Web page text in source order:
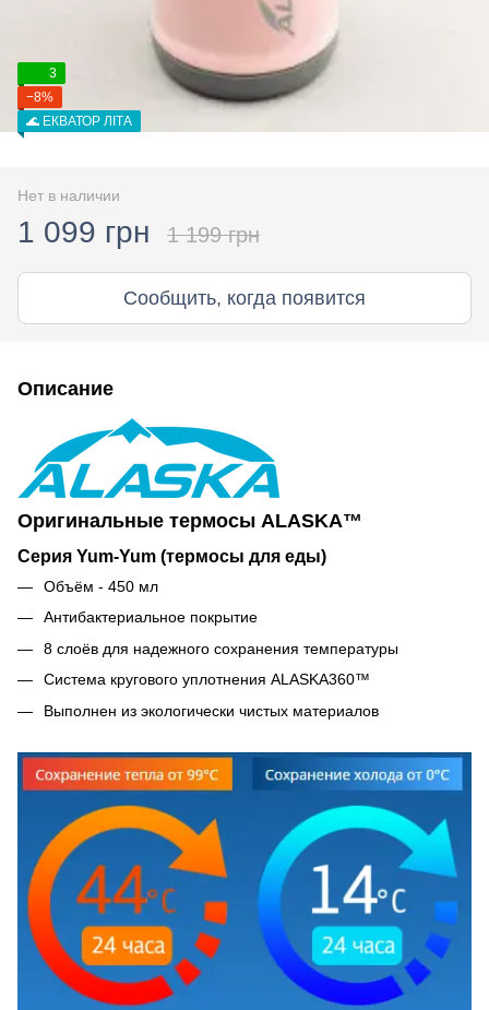
3
−8%
🌊 ЕКВАТОР ЛІТА
Нет в наличии
1 099 грн 1 199 грн
Сообщить, когда появится
Описание
Оригинальные термосы ALASKA™
Серия Yum-Yum (термосы для еды)
Объём - 450 мл
Антибактериальное покрытие
8 слоёв для надежного сохранения температуры
Система кругового уплотнения ALASKA360™
Выполнен из экологически чистых материалов